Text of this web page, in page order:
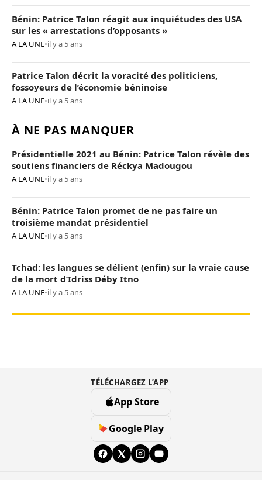
Bénin: Patrice Talon réagit aux inquiétudes des USA
sur les « arrestations d’opposants »
A LA UNE•il y a 5 ans
Patrice Talon décrit la voracité des politiciens,
fossoyeurs de l’économie béninoise
A LA UNE•il y a 5 ans
À NE PAS MANQUER
Présidentielle 2021 au Bénin: Patrice Talon révèle des
soutiens financiers de Réckya Madougou
A LA UNE•il y a 5 ans
Bénin: Patrice Talon promet de ne pas faire un
troisième mandat présidentiel
A LA UNE•il y a 5 ans
Tchad: les langues se délient (enfin) sur la vraie cause
de la mort d’Idriss Déby Itno
A LA UNE•il y a 5 ans
TÉLÉCHARGEZ L’APP
App Store
Google Play